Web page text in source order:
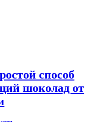
способ
шоколад от